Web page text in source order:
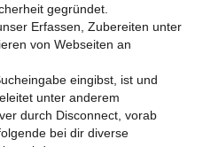
gegründet.
Erfassen, Zubereiten unter
von Webseiten an
eingibst, ist und
unter anderem
durch Disconnect, vorab
bei dir diverse